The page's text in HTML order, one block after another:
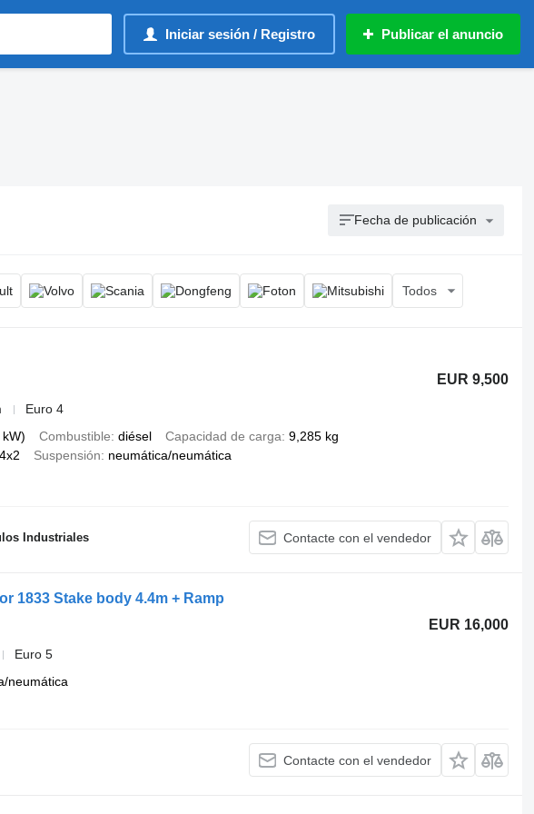
Iniciar sesión / Registro Publicar el anuncio
Fecha de publicación
Todos
EUR 9,500
Euro 4
Combustible diésel Capacidad de carga 9,285 kg
4x2 Suspensión neumática/neumática
Industriales Contacte con el vendedor
1833 Stake body 4.4m + Ramp
EUR 16,000
Euro 5
neumática
Contacte con el vendedor